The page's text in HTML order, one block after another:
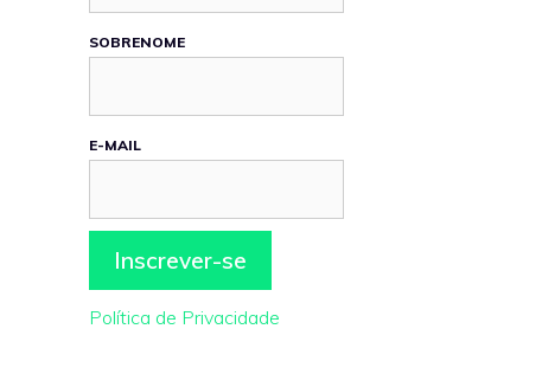
SOBRENOME
E-MAIL
Política de Privacidade